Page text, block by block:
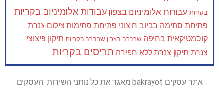
בקריות עבודות אלומיניום בצפון עבודות אלומיניום בקריות
פתיחת סתימה בביוב חיצוני פתיחת סתימות צילום צנרת
קוסמטיקאית בחיפה שרברב בצפון שרברב בקריות תיקון פיצוצי
צנרת תיקון צנרת ללא חפירה תריסים בקריות
אתר עסקים bakrayot מאגד את כל נותני השירות והעסקים